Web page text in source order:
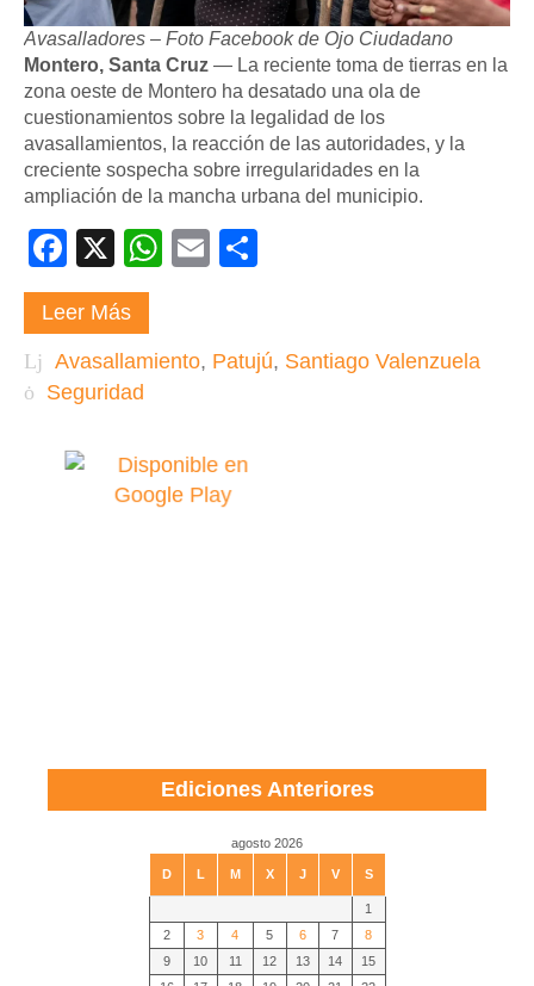
Avasalladores – Foto Facebook de Ojo Ciudadano
Montero, Santa Cruz — La reciente toma de tierras en la
zona oeste de Montero ha desatado una ola de
cuestionamientos sobre la legalidad de los
avasallamientos, la reacción de las autoridades, y la
creciente sospecha sobre irregularidades en la
ampliación de la mancha urbana del municipio.
Facebook
X WhatsApp
Email
Leer Más
Avasallamiento, Patujú, Santiago Valenzuela
Seguridad
Ediciones Anteriores
agosto 2026
D L M X J V S
1
2
3 4 5 6 7
8
9
10 11 12 13 14
15